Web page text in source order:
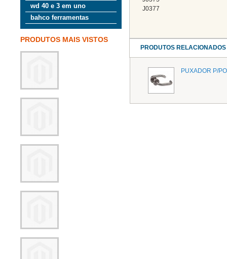
wd 40 e 3 em uno
bahco ferramentas
PRODUTOS MAIS VISTOS
J0377
PRODUTOS RELACIONADOS
PUXADOR P/